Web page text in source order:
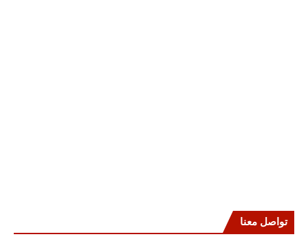
تواصل معنا